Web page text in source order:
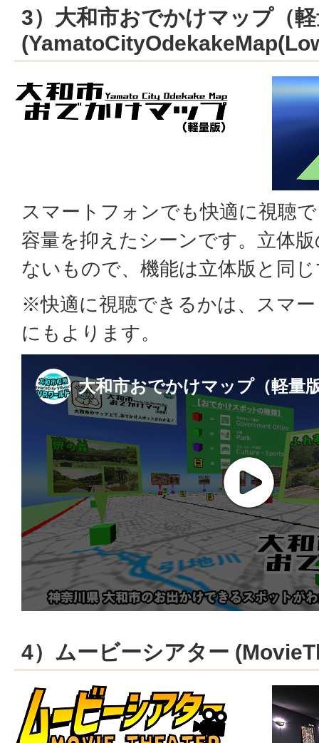
3）大和市おでかけマップ（
スマートフォンでも快適に視聴
容量を抑えたシーンです。立体
ないもので、機能は立体版と同
※快適に視聴できるかは、スマ
にもよります。
4）ムービーシアター